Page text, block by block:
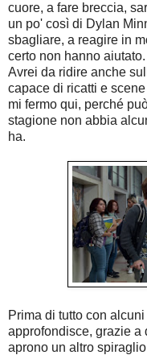
cuore, a fare breccia,
un po' così di Dylan
sbagliare, a reagire in
certo non hanno aiutato.
Avrei da ridire anche
capace di ricatti e
mi fermo qui, perché
stagione non abbia
ha.
Prima di tutto con
approfondisce, grazie a
aprono un altro